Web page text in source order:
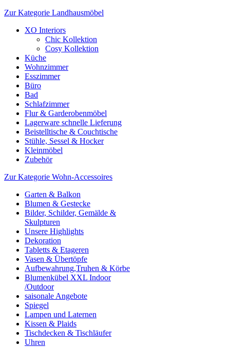
Zur Kategorie Landhausmöbel
XO Interiors
Chic Kollektion
Cosy Kollektion
Küche
Wohnzimmer
Esszimmer
Büro
Bad
Schlafzimmer
Flur & Garderobenmöbel
Lagerware schnelle Lieferung
Beistelltische & Couchtische
Stühle, Sessel & Hocker
Kleinmöbel
Zubehör
Zur Kategorie Wohn-Accessoires
Garten & Balkon
Blumen & Gestecke
Bilder, Schilder, Gemälde &
Skulpturen
Unsere Highlights
Dekoration
Tabletts & Etageren
Vasen & Übertöpfe
Aufbewahrung,Truhen & Körbe
Blumenkübel XXL Indoor
/Outdoor
saisonale Angebote
Spiegel
Lampen und Laternen
Kissen & Plaids
Tischdecken & Tischläufer
Uhren